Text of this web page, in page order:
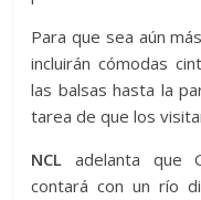
Para que sea aún
incluirán cómodas
las balsas hasta la
tarea de que los
NCL adelanta que
contará con un río